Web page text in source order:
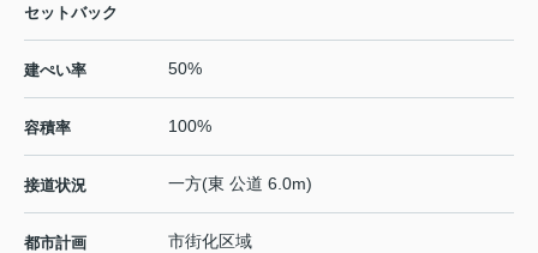
セットバック
建ぺい率 50%
容積率 100%
接道状況 一方(東 公道 6.0m)
都市計画 市街化区域